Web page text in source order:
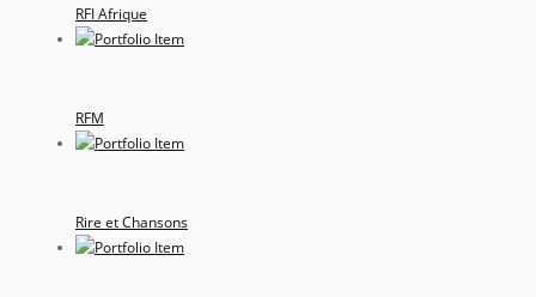
RFI Afrique
RFM
Rire et Chansons